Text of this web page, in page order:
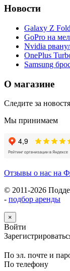
Новости
Galaxy Z
GoPro на
Nvidia
OnePlus
Samsung
О магазине
Следите за
Мы принимаем
Отзывы о нас на
© 2011-2026
- подбор аренды
×
Войти
По эл. почте и
По телефону